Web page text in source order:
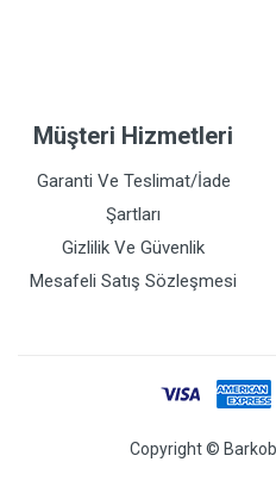
Müşteri Hizmetleri
Garanti Ve Teslimat/İade
Şartları
Gizlilik Ve Güvenlik
Mesafeli Satış Sözleşmesi
Copyright ©